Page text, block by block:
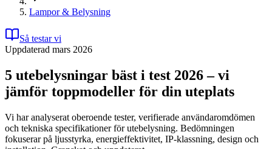
Lampor & Belysning
Så testar vi
Uppdaterad mars 2026
5 utebelysningar bäst i test 2026 – vi
jämför toppmodeller för din uteplats
Vi har analyserat oberoende tester, verifierade användaromdömen
och tekniska specifikationer för utebelysning. Bedömningen
fokuserar på ljusstyrka, energieffektivitet, IP-klassning, design och